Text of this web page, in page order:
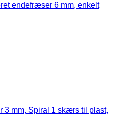
endefræser 6 mm, enkelt
3 mm, Spiral 1 skærs til plast,